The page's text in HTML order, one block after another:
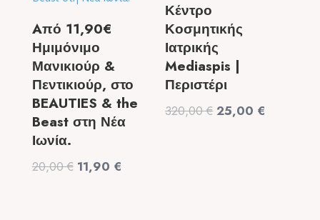
Aπό 11,90€
Ημιμόνιμο
Μανικιούρ &
Πεντικιούρ, στο
BEAUTIES & the
Beast στη Νέα
Ιωνία.
20,00€ Original
11,90 €
Κέντρο
Κοσμητικής
Ιατρικής
Mediaspis |
Περιστέρι
320,00€ Original
25,00 €